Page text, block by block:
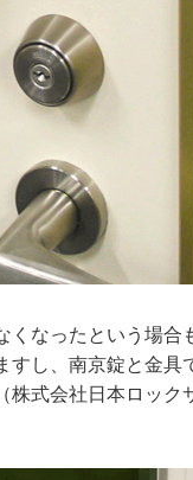
なったという場合
し、南京錠と金具
式会社日本ロック